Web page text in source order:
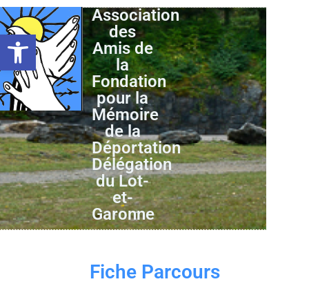
Ouvrir la barre d’outils
Association
des
Amis de
la
Fondation
pour la
Mémoire
de la
Déportation
Délégation
du Lot-
et-
Garonne
Fiche Parcours